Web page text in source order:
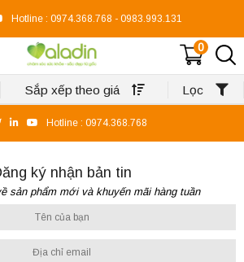
Hotline : 0974.368.768 - 0983.993.131
0
Sắp xếp theo giá Lọc
Hotline : 0974.368.768
ký nhận bản tin
sản phẩm mới và khuyến mãi hàng tuần